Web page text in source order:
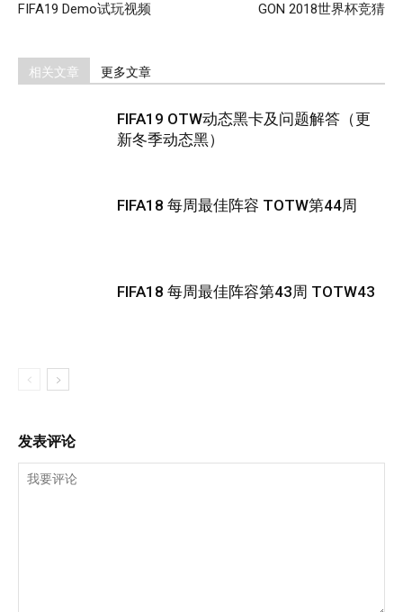
FIFA19 Demo试玩视频 GON 2018世界杯竞猜
相关文章 更多文章
FIFA19 OTW动态黑卡及问题解答（更
新冬季动态黑）
FIFA18 每周最佳阵容 TOTW第44周
FIFA18 每周最佳阵容第43周 TOTW43
发表评论